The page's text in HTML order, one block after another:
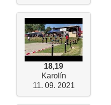
18,19
Karolín
11. 09. 2021